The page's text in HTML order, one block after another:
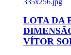
335x256.jpg
LOTA DA
VÍTOR